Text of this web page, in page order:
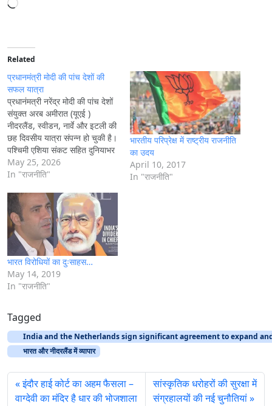
d
i
n
g
…
Related
प्रधानमंत्री मोदी की पांच देशों की
सफल यात्रा
प्रधानंमत्री नरेंद्र मोदी की पांच देशों
संयुक्त अरब अमीरात (यूएई )
नीदरलैंड, स्वीडन, नार्वे और इटली की
छह दिवसीय यात्रा संपन्न हो चुकी है।
पश्चिमी एशिया संकट सहित दुनियाभर
में चल रही उथल -पुथल तथा चीन की
विस्तारवादी नीतियों के दृष्टिगत
देशों से द्विपक्षीय…
May 25, 2026
In "राजनीति"
भारतीय परिप्रेक्ष में राष्ट्रीय राजनीति
का उदय
April 10, 2017
In "राजनीति"
भारत विरोधियों का दुःसाहस…
May 14, 2019
In "राजनीति"
Tagged
India and the Netherlands sign significant agreement to expand
भारत और नीदरलैंड में व्यापार
इंदौर हाई कोर्ट का अहम फैसला –
वाग्देवी का मंदिर है धार की भोजशाला
सांस्कृतिक धरोहरों की सुरक्षा में
संग्रहालयों की नई चुनौतियां